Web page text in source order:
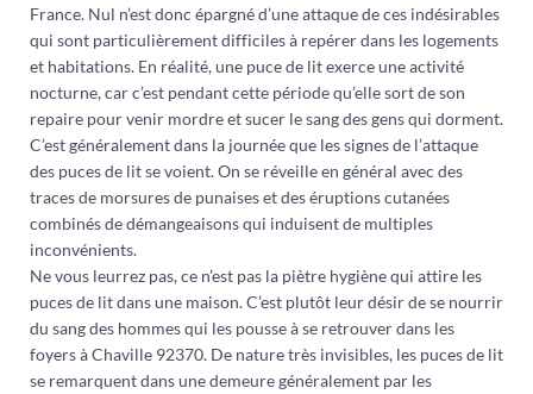
France. Nul n’est donc épargné d’une attaque de ces indésirables
qui sont particulièrement difficiles à repérer dans les logements
et habitations. En réalité, une puce de lit exerce une activité
nocturne, car c’est pendant cette période qu’elle sort de son
repaire pour venir mordre et sucer le sang des gens qui dorment.
C’est généralement dans la journée que les signes de l’attaque
des puces de lit se voient. On se réveille en général avec des
traces de morsures de punaises et des éruptions cutanées
combinés de démangeaisons qui induisent de multiples
inconvénients.
Ne vous leurrez pas, ce n’est pas la piètre hygiène qui attire les
puces de lit dans une maison. C’est plutôt leur désir de se nourrir
du sang des hommes qui les pousse à se retrouver dans les
foyers à Chaville 92370. De nature très invisibles, les puces de lit
se remarquent dans une demeure généralement par les